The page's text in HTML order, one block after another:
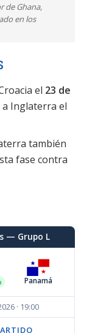
de Ghana,
en los
el 23 de
Inglaterra el
también
fase contra
— Grupo L
Panamá
· 19:00